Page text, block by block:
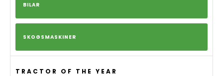
BILAR
SKOGSMASKINER
TRACTOR OF THE YEAR